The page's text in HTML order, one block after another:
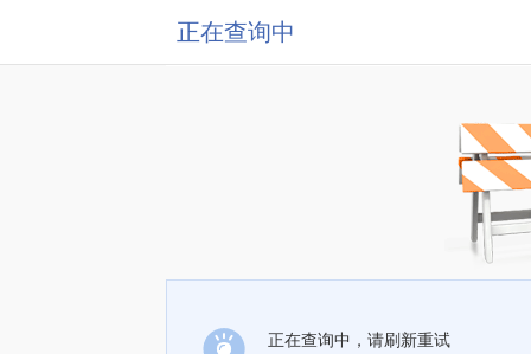
正在查询中
正在查询中，请刷新重试